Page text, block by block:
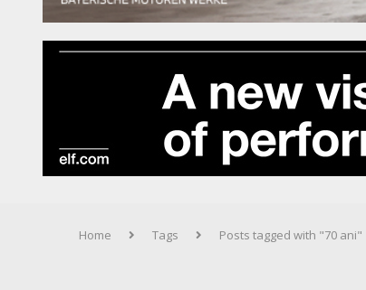
Home Tags Posts tagged with "70 ani"